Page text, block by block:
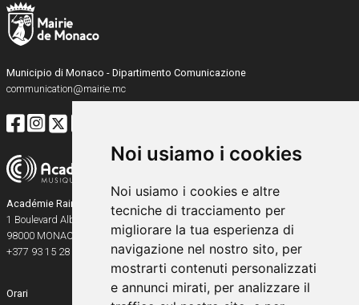
Noi usiamo i cookies
Noi usiamo i cookies e altre
tecniche di tracciamento per
migliorare la tua esperienza di
navigazione nel nostro sito, per
mostrarti contenuti personalizzati
e annunci mirati, per analizzare il
Municipio di Monaco - Dipartimento Comunicazione
communication@mairie.mc
Académie Rainier III
1 Boulevard Albert Ier
98000 MONACO
+377 93 15 28 91
Orari